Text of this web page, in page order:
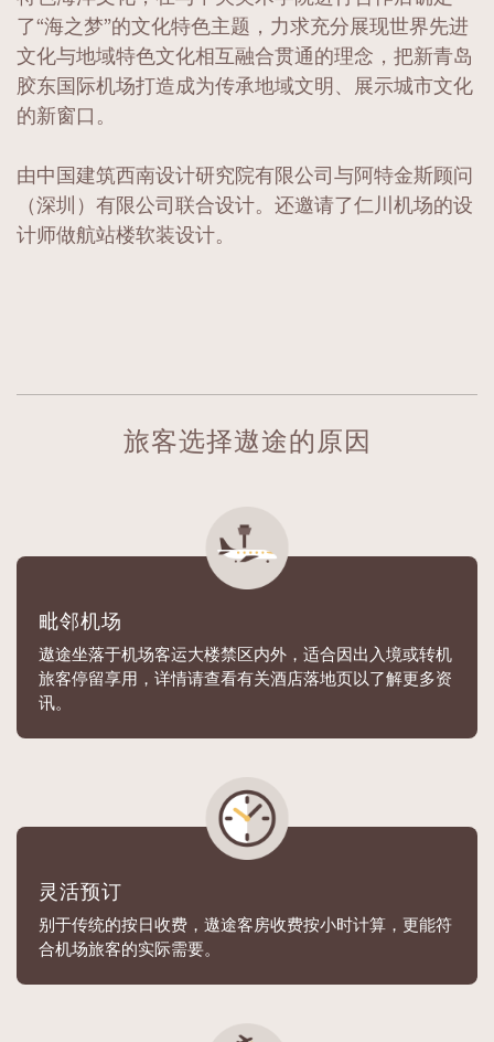
了“海之梦”的文化特色主题，力求充分展现世界先进
文化与地域特色文化相互融合贯通的理念，把新青岛
胶东国际机场打造成为传承地域文明、展示城市文化
的新窗口。
由中国建筑西南设计研究院有限公司与阿特金斯顾问
（深圳）有限公司联合设计。还邀请了仁川机场的设
计师做航站楼软装设计。
旅客选择遨途的原因
毗邻机场
遨途坐落于机场客运大楼禁区内外，适合因出入境或转机
旅客停留享用，详情请查看有关酒店落地页以了解更多资
讯。
灵活预订
别于传统的按日收费，遨途客房收费按小时计算，更能符
合机场旅客的实际需要。